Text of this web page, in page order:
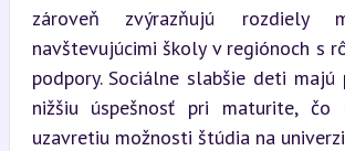
zároveň zvýrazňujú rozdiely
navštevujúcimi školy v regiónoch s
podpory. Sociálne slabšie deti majú
nižšiu úspešnosť pri maturite,
uzavretiu možnosti štúdia na